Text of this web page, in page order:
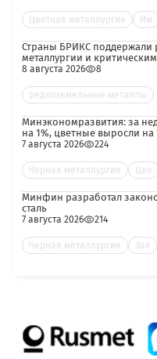
Цветная металлургия Им
Страны БРИКС поддержали
металлургии и
8 августа 2026 8
редкоземельные металлы
Минэкономразвития: за
на 1%, цветные выросли на
7 августа 2026 224
Черная металлургия Цве
Минфин разработал
сталь
7 августа 2026 214
Черная металлургия Зак